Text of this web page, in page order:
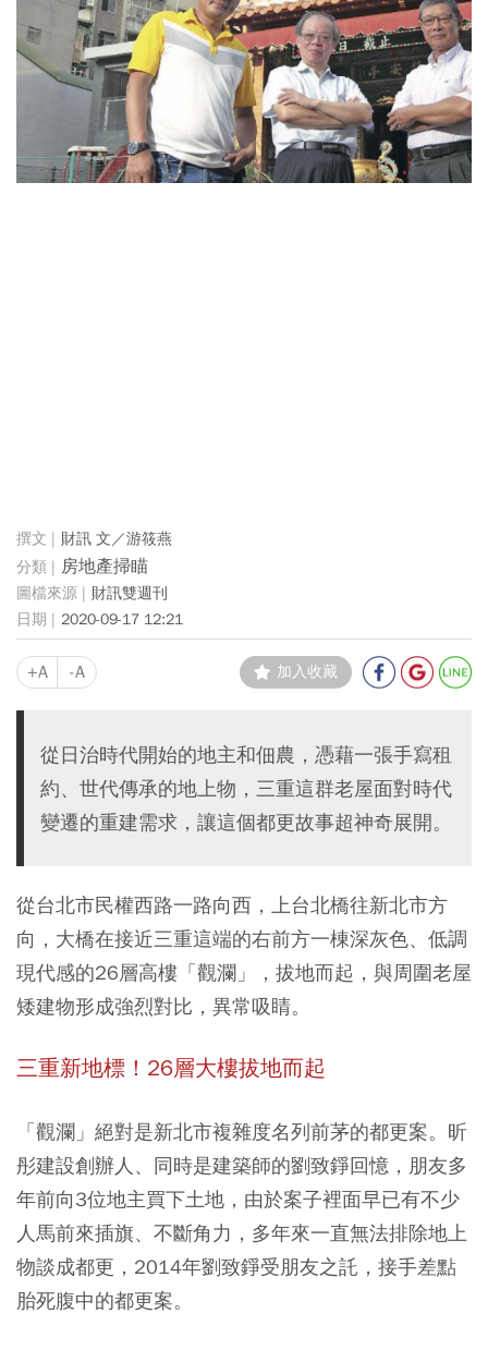
財訊 文／游筱燕
房地產掃瞄
財訊雙週刊
2020-09-17 12:21
+A -A 加入收藏
從日治時代開始的地主和佃農，憑藉一張手寫租
約、世代傳承的地上物，三重這群老屋面對時代
變遷的重建需求，讓這個都更故事超神奇展開。
從台北市民權西路一路向西，上台北橋往新北市方
向，大橋在接近三重這端的右前方一棟深灰色、低調
現代感的26層高樓「觀瀾」，拔地而起，與周圍老屋
矮建物形成強烈對比，異常吸睛。
三重新地標！26層大樓拔地而起
「觀瀾」絕對是新北市複雜度名列前茅的都更案。昕
彤建設創辦人、同時是建築師的劉致錚回憶，朋友多
年前向3位地主買下土地，由於案子裡面早已有不少
人馬前來插旗、不斷角力，多年來一直無法排除地上
物談成都更，2014年劉致錚受朋友之託，接手差點
胎死腹中的都更案。